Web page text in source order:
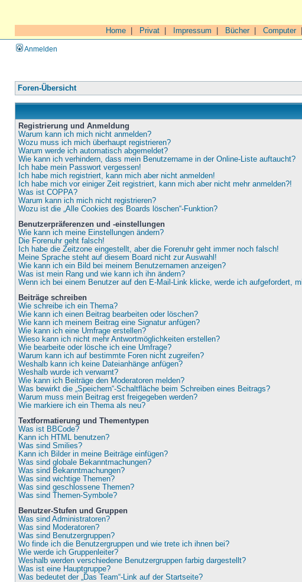
Home Privat Impressum Bücher| Computer
Anmelden
Foren-Übersicht
Registrierung und Anmeldung
Warum kann ich mich nicht anmelden?
Wozu muss ich mich überhaupt registrieren?
Warum werde ich automatisch abgemeldet?
Wie kann ich verhindern, dass mein Benutzername in der Online-Liste auftaucht?
Ich habe mein Passwort vergessen!
Ich habe mich registriert, kann mich aber nicht anmelden!
Ich habe mich vor einiger Zeit registriert, kann mich aber nicht mehr anmelden?!
Was ist COPPA?
Warum kann ich mich nicht registrieren?
Wozu ist die „Alle Cookies des Boards löschen“-Funktion?
Benutzerpräferenzen und -einstellungen
Wie kann ich meine Einstellungen ändern?
Die Forenuhr geht falsch!
Ich habe die Zeitzone eingestellt, aber die Forenuhr geht immer noch falsch!
Meine Sprache steht auf diesem Board nicht zur Auswahl!
Wie kann ich ein Bild bei meinem Benutzernamen anzeigen?
Was ist mein Rang und wie kann ich ihn ändern?
Wenn ich bei einem Benutzer auf den E-Mail-Link klicke, werde ich aufgefordert,
Beiträge schreiben
Wie schreibe ich ein Thema?
Wie kann ich einen Beitrag bearbeiten oder löschen?
Wie kann ich meinem Beitrag eine Signatur anfügen?
Wie kann ich eine Umfrage erstellen?
Wieso kann ich nicht mehr Antwortmöglichkeiten erstellen?
Wie bearbeite oder lösche ich eine Umfrage?
Warum kann ich auf bestimmte Foren nicht zugreifen?
Weshalb kann ich keine Dateianhänge anfügen?
Weshalb wurde ich verwarnt?
Wie kann ich Beiträge den Moderatoren melden?
Was bewirkt die „Speichern“-Schaltfläche beim Schreiben eines Beitrags?
Warum muss mein Beitrag erst freigegeben werden?
Wie markiere ich ein Thema als neu?
Textformatierung und Thementypen
Was ist BBCode?
Kann ich HTML benutzen?
Was sind Smilies?
Kann ich Bilder in meine Beiträge einfügen?
Was sind globale Bekanntmachungen?
Was sind Bekanntmachungen?
Was sind wichtige Themen?
Was sind geschlossene Themen?
Was sind Themen-Symbole?
Benutzer-Stufen und Gruppen
Was sind Administratoren?
Was sind Moderatoren?
Was sind Benutzergruppen?
Wo finde ich die Benutzergruppen und wie trete ich ihnen bei?
Wie werde ich Gruppenleiter?
Weshalb werden verschiedene Benutzergruppen farbig dargestellt?
Was ist eine Hauptgruppe?
Was bedeutet der „Das Team“-Link auf der Startseite?